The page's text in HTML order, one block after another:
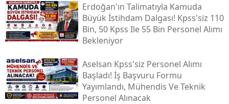
Erdoğan'ın Talimatıyla Kamuda
Büyük İstihdam Dalgası! Kpss'siz 110
Bin, 50 Kpss Ile 55 Bin Personel Alımı
Bekleniyor
Aselsan Kpss'siz Personel Alımı
Başladı! İş Başvuru Formu
Yayımlandı, Mühendis Ve Teknik
Personel Alınacak